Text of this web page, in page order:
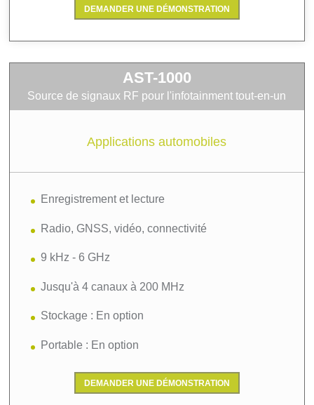
DEMANDER UNE DÉMONSTRATION
AST-1000
Source de signaux RF pour l'infotainment tout-en-un
Applications automobiles
Enregistrement et lecture
Radio, GNSS, vidéo, connectivité
9 kHz - 6 GHz
Jusqu'à 4 canaux à 200 MHz
Stockage : En option
Portable : En option
DEMANDER UNE DÉMONSTRATION